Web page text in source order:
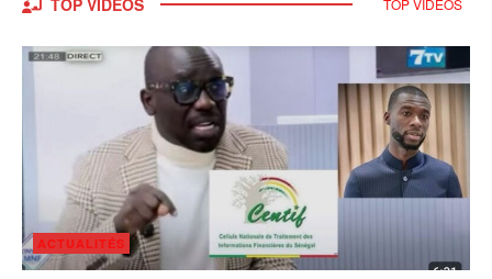
TOP VIDÉOS TOP VIDÉOS
ACTUALITÉS